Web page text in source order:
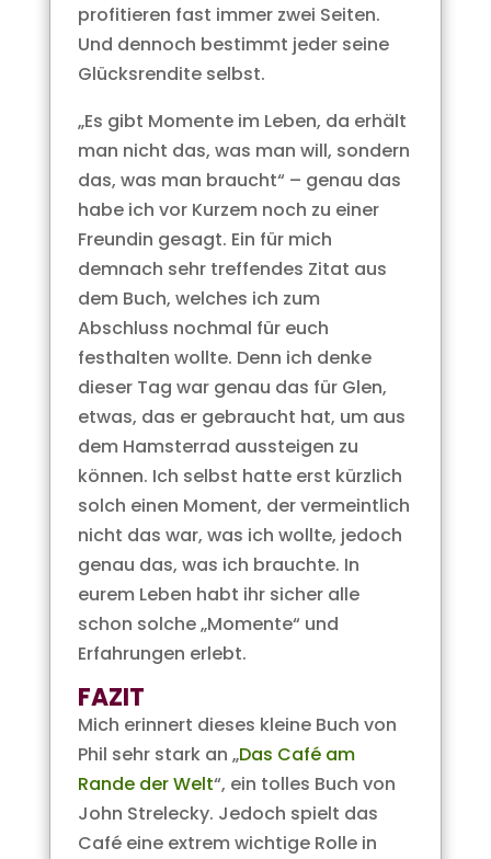
profitieren fast immer zwei Seiten.
Und dennoch bestimmt jeder seine
Glücksrendite selbst.
„Es gibt Momente im Leben, da erhält
man nicht das, was man will, sondern
das, was man braucht“ – genau das
habe ich vor Kurzem noch zu einer
Freundin gesagt. Ein für mich
demnach sehr treffendes Zitat aus
dem Buch, welches ich zum
Abschluss nochmal für euch
festhalten wollte. Denn ich denke
dieser Tag war genau das für Glen,
etwas, das er gebraucht hat, um aus
dem Hamsterrad aussteigen zu
können. Ich selbst hatte erst kürzlich
solch einen Moment, der vermeintlich
nicht das war, was ich wollte, jedoch
genau das, was ich brauchte. In
eurem Leben habt ihr sicher alle
schon solche „Momente“ und
Erfahrungen erlebt.
FAZIT
Mich erinnert dieses kleine Buch von
Phil sehr stark an „Das Café am
Rande der Welt“, ein tolles Buch von
John Strelecky. Jedoch spielt das
Café eine extrem wichtige Rolle in